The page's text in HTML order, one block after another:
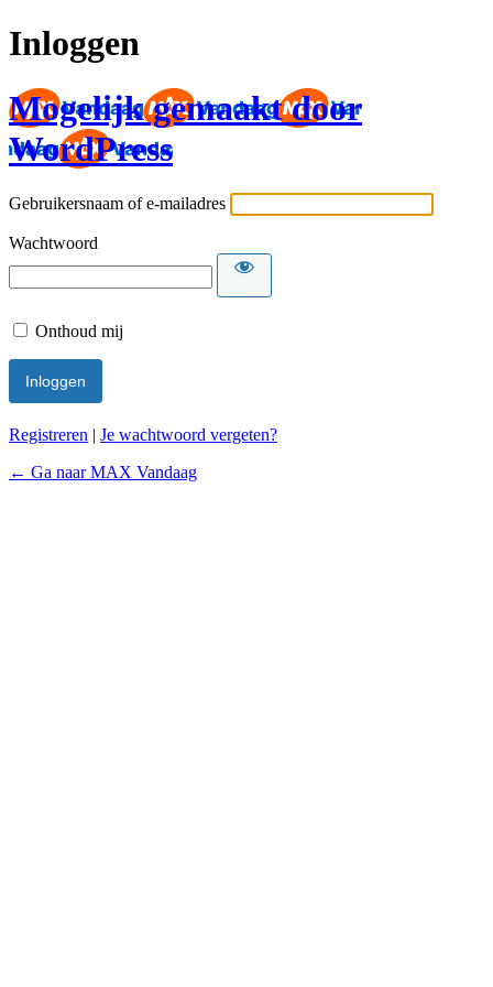
Inloggen
Mogelijk gemaakt door
WordPress
Gebruikersnaam of e-mailadres
Wachtwoord
Onthoud mij
Registreren | Je wachtwoord vergeten?
← Ga naar MAX Vandaag